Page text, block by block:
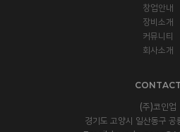
창업안내
장비소개
커뮤니티
회사소개
CONTACT
(주)코인업
경기도 고양시 일산동구